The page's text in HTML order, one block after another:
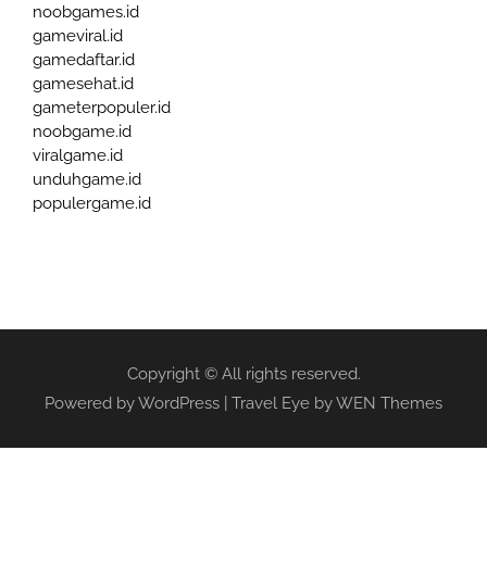
noobgames.id
gameviral.id
gamedaftar.id
gamesehat.id
gameterpopuler.id
noobgame.id
viralgame.id
unduhgame.id
populergame.id
Copyright © All rights reserved.
Powered by WordPress
Travel Eye byWEN Themes